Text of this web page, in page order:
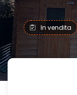
In vendita